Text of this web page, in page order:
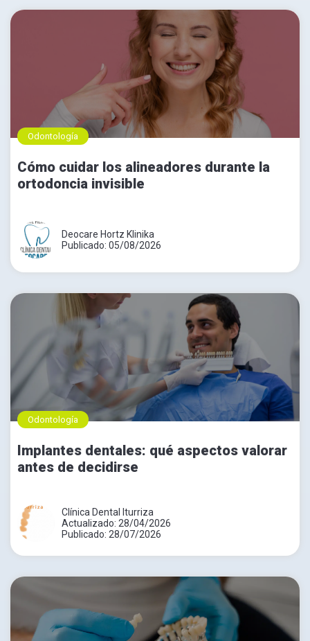
Odontología
Cómo cuidar los alineadores durante la
ortodoncia invisible
Deocare Hortz Klinika
Publicado: 05/08/2026
Odontología
Implantes dentales: qué aspectos valorar
antes de decidirse
Clínica Dental Iturriza
Actualizado: 28/04/2026
Publicado: 28/07/2026